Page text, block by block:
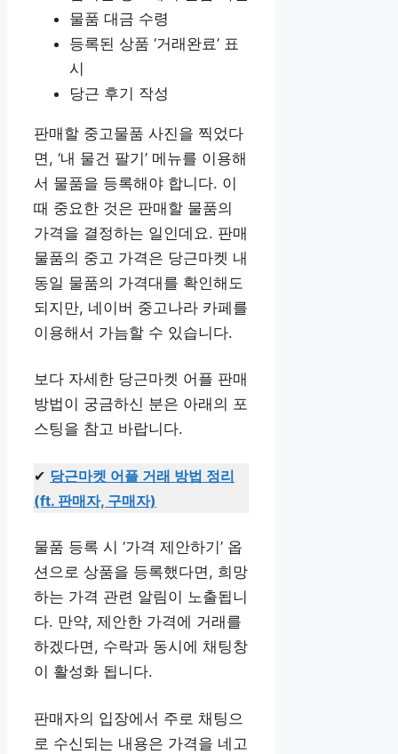
물품 대금 수령
등록된 상품 ‘거래완료’ 표
시
당근 후기 작성
판매할 중고물품 사진을 찍었다
면, ‘내 물건 팔기’ 메뉴를 이용해
서 물품을 등록해야 합니다. 이
때 중요한 것은 판매할 물품의
가격을 결정하는 일인데요. 판매
물품의 중고 가격은 당근마켓 내
동일 물품의 가격대를 확인해도
되지만, 네이버 중고나라 카페를
이용해서 가늠할 수 있습니다.
보다 자세한 당근마켓 어플 판매
방법이 궁금하신 분은 아래의 포
스팅을 참고 바랍니다.
✔ 당근마켓 어플 거래 방법 정리
(ft. 판매자, 구매자)
물품 등록 시 ‘가격 제안하기’ 옵
션으로 상품을 등록했다면, 희망
하는 가격 관련 알림이 노출됩니
다. 만약, 제안한 가격에 거래를
하겠다면, 수락과 동시에 채팅창
이 활성화 됩니다.
판매자의 입장에서 주로 채팅으
로 수신되는 내용은 가격을 네고